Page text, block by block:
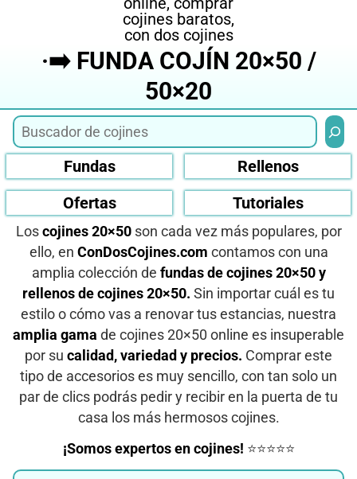
·➡️ FUNDA COJÍN 20×50 /
50×20
Fundas
Rellenos
Ofertas
Tutoriales
Los cojines 20×50son cada vez más populares, por
ello, en ConDosCojines.com contamos con una
amplia colección de fundas de cojines 20×50 y
rellenos de cojines 20×50. Sin importar cuál es tu
estilo o cómo vas a renovar tus estancias, nuestra
amplia gama de cojines 20×50 online es insuperable
por su calidad, variedad y precios. Comprar este
tipo de accesorios es muy sencillo, con tan solo un
par de clics podrás pedir y recibir en la puerta de tu
casa los más hermosos cojines.
¡Somos expertos en cojines! ⭐⭐⭐⭐⭐